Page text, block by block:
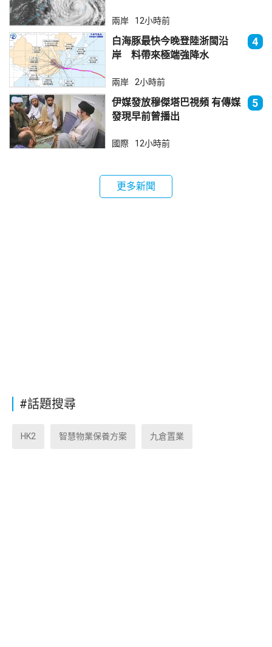
兩岸 12小時前
白海豚最快今晚登陸浙閩沿
岸 料帶來極端強降水
4
兩岸 2小時前
伊媒發放穆傑塔巴視頻 有傳媒
發現早前曾播出
5
國際 12小時前
更多新聞
#話題搜尋
HK2 智慧物業保養方案 九倉置業